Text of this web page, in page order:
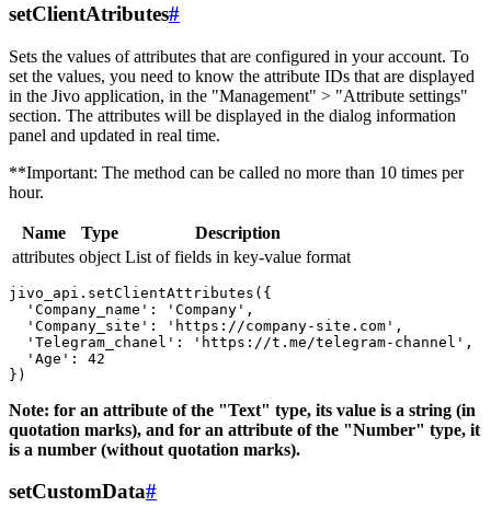
setClientAtributes#
Sets the values ​​of attributes that are configured in your account. To
set the values, you need to know the attribute IDs that are displayed
in the Jivo application, in the "Management" > "Attribute settings"
section. The attributes will be displayed in the dialog information
panel and updated in real time.
**Important: The method can be called no more than 10 times per
hour.
Name Type
Description
attributes object List of fields in key-value format
jivo_api.setClientAttributes({
  'Company_name': 'Company',
  'Company_site': 'https://company-site.com',
  'Telegram_chanel': 'https://t.me/telegram-channel',
  'Age': 42
Note: for an attribute of the "Text" type, its value is a string (in
quotation marks), and for an attribute of the "Number" type, it
is a number (without quotation marks).
setCustomData#